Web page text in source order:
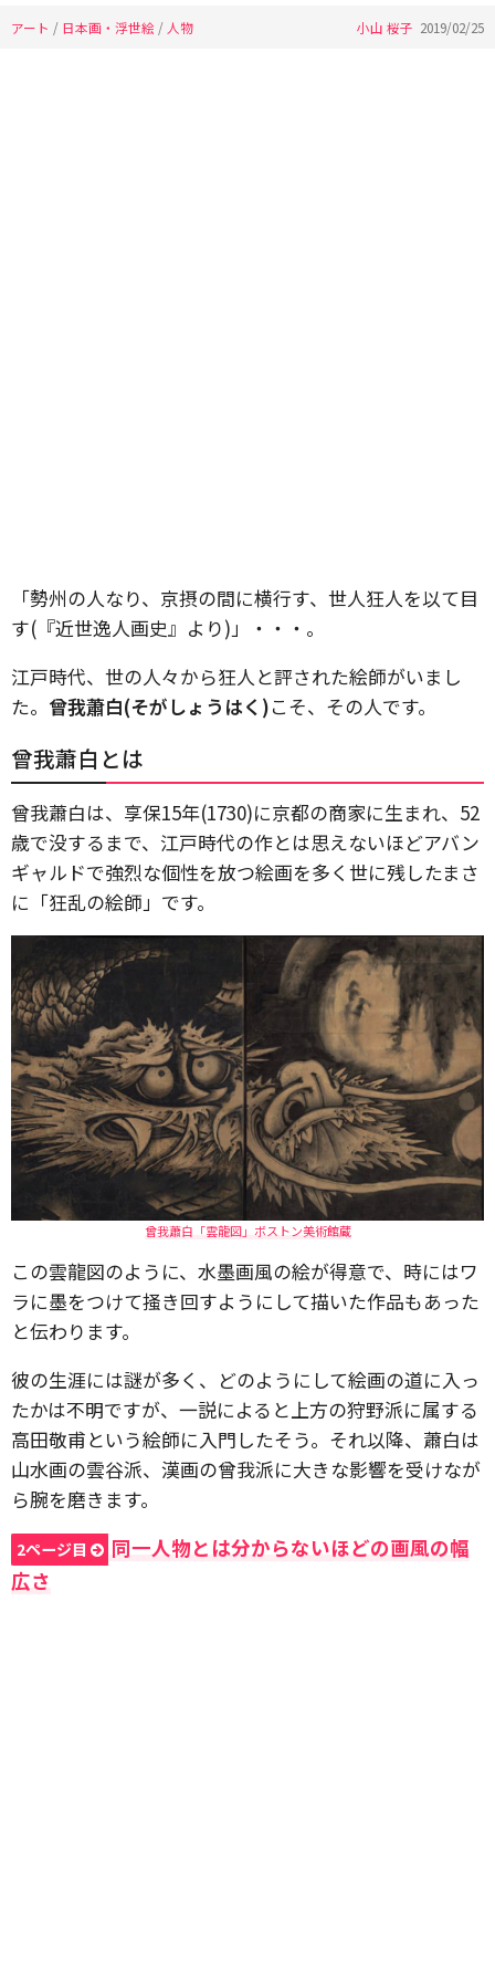
アート / 日本画・浮世絵 / 人物 小山 桜子 2019/02/25
「勢州の人なり、京摂の間に横行す、世人狂人を以て目
す(『近世逸人画史』より)」・・・。
江戸時代、世の人々から狂人と評された絵師がいまし
た。 曾我蕭白(そがしょうはく)こそ、その人です。
曾我蕭白とは
曾我蕭白は、享保15年(1730)に京都の商家に生まれ、52
歳で没するまで、江戸時代の作とは思えないほどアバン
ギャルドで強烈な個性を放つ絵画を多く世に残したまさ
に「狂乱の絵師」です。
曾我蕭白「雲龍図」ボストン美術館蔵
この雲龍図のように、水墨画風の絵が得意で、時にはワ
ラに墨をつけて掻き回すようにして描いた作品もあった
と伝わります。
彼の生涯には謎が多く、どのようにして絵画の道に入っ
たかは不明ですが、一説によると上方の狩野派に属する
高田敬甫という絵師に入門したそう。それ以降、蕭白は
山水画の雲谷派、漢画の曾我派に大きな影響を受けなが
ら腕を磨きます。
2ページ目
同一人物とは分からないほどの画風の幅
広さ